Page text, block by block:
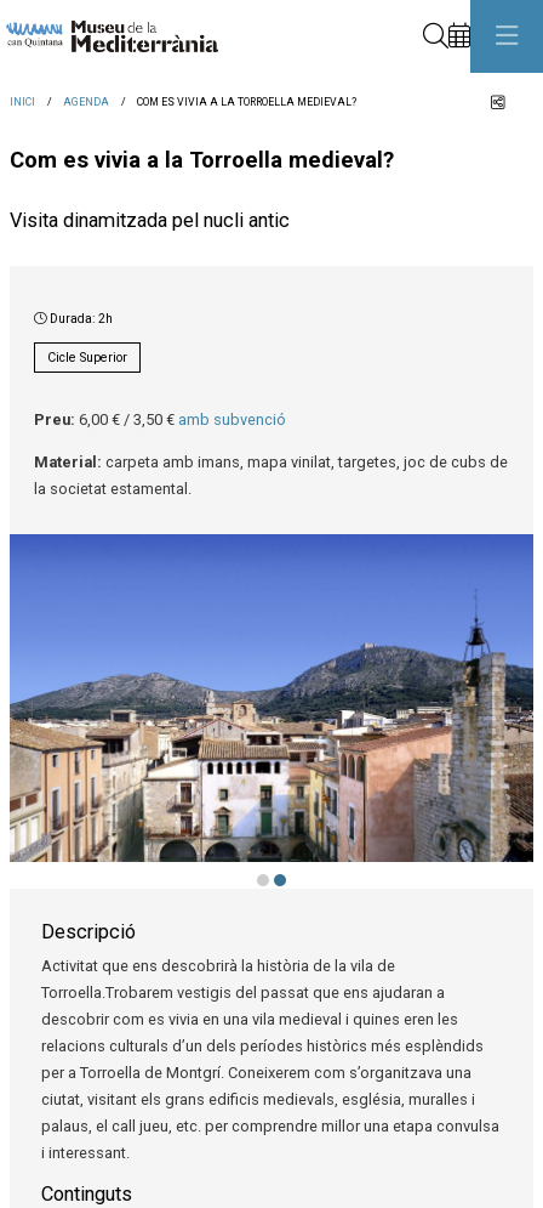
INICI AGENDA COM ES VIVIA A LA TORROELLA MEDIEVAL?
Com es vivia a la Torroella medieval?
Visita dinamitzada pel nucli antic
Durada: 2h
Cicle Superior
Preu: 6,00 € / 3,50 € amb subvenció
Material: carpeta amb imans, mapa vinilat, targetes, joc de cubs de
la societat estamental.
Descripció
Activitat que ens descobrirà la història de la vila de
Torroella.Trobarem vestigis del passat que ens ajudaran a
descobrir com es vivia en una vila medieval i quines eren les
relacions culturals d’un dels períodes històrics més esplèndids
per a Torroella de Montgrí. Coneixerem com s’organitzava una
ciutat, visitant els grans edificis medievals, església, muralles i
palaus, el call jueu, etc. per comprendre millor una etapa convulsa
i interessant.
Continguts